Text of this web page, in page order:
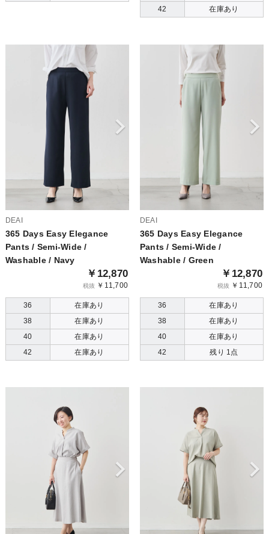
42
在庫あり
DEAI
365 Days Easy Elegance
Pants / Semi-Wide /
Washable / Navy
￥12,870
税抜 ￥11,700
36
在庫あり
38
在庫あり
40
在庫あり
42
在庫あり
DEAI
365 Days Easy Elegance
Pants / Semi-Wide /
Washable / Green
￥12,870
税抜 ￥11,700
36
在庫あり
38
在庫あり
40
在庫あり
42
残り 1点